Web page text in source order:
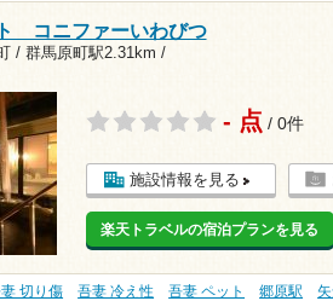
コニファーいわびつ
/ 群馬原町駅2.31km /
- 点 / 0件
施設情報を見る
楽天トラベルの宿泊プランを見る
切り傷 吾妻 冷え性 吾妻 ペット 郷原駅